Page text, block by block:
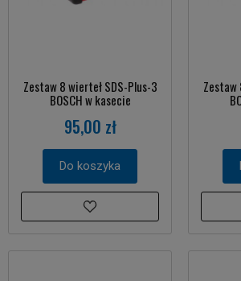
Zestaw 8 wierteł SDS-Plus-3
BOSCH w kasecie
95,00 zł
Do koszyka
Zestaw